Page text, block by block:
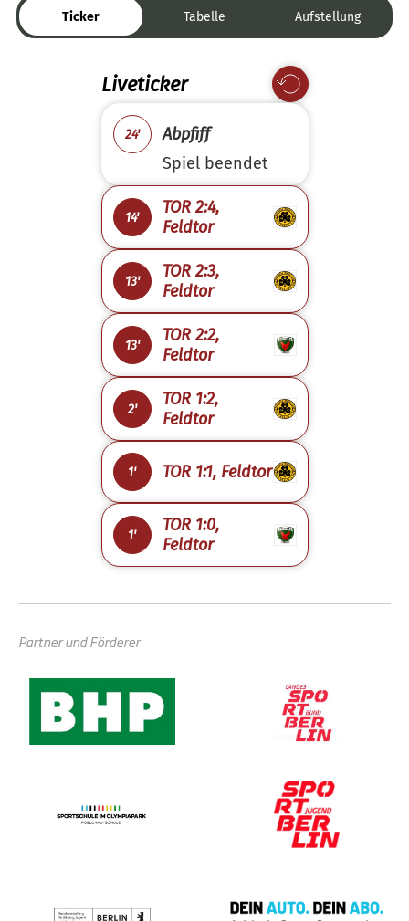
Ticker Tabelle Aufstellung
Liveticker
24'
Abpfiff
Spiel beendet
14'
TOR 2:4,
Feldtor
13'
TOR 2:3,
Feldtor
13'
TOR 2:2,
Feldtor
2'
TOR 1:2,
Feldtor
1' TOR 1:1, Feldtor
1'
TOR 1:0,
Feldtor
Partner und Förderer